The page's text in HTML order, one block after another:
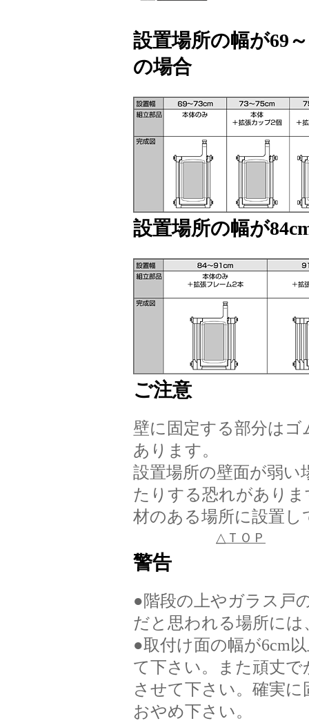
設置場所の幅が69
の場合
設置場所の幅が
ご注意
壁に固定する部分は
あります。
設置場所の壁面が弱い
たりする恐れがあり
材のある場所に設置し
△ＴＯＰ
警告
●階段の上やガラス戸
だと思われる場所に
●取付け面の幅が6cm
て下さい。また頑丈
させて下さい。確実
おやめ下さい。